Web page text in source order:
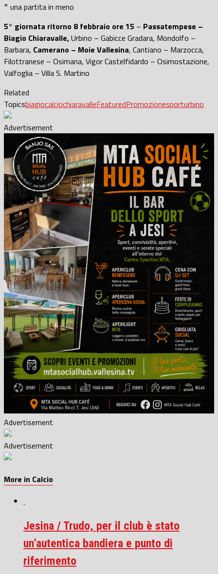
° una partita in meno
5° giornata ritorno 8 febbraio ore 15 – Passatempese –
Biagio Chiaravalle,Urbino – Gabicce Gradara, Mondolfo –
Barbara, Camerano – Moie Vallesina, Cantiano – Marzocca,
Filottranese – Osimana, Vigor Castelfidardo – Osimostazione,
Valfoglia – Villa S. Martino
Related
TopicsbiagiocalciochiaravalleFeaturedPromozionesporturbino
Advertisement
Advertisement
Advertisement
More in Calcio
Jesina / Trudo, per il club è stato
un’autentica bandiera e punto di
riferimento